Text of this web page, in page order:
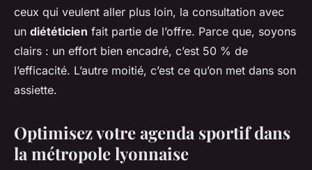
ceux qui veulent aller plus loin, la consultation avec
un diététicien fait partie de l’offre. Parce que, soyons
clairs : un effort bien encadré, c’est 50 % de
l’efficacité. L’autre moitié, c’est ce qu’on met dans son
assiette.
Optimisez votre agenda sportif dans
la métropole lyonnaise